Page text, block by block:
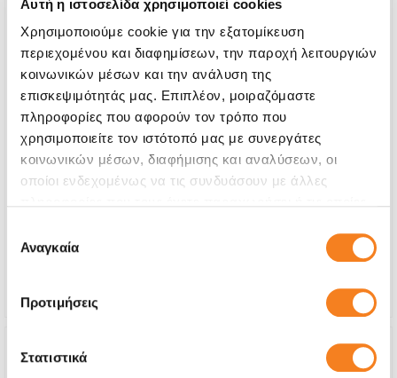
Αυτή η ιστοσελίδα χρησιμοποιεί cookies
Χρησιμοποιούμε cookie για την εξατομίκευση
περιεχομένου και διαφημίσεων, την παροχή λειτουργιών
κοινωνικών μέσων και την ανάλυση της
επισκεψιμότητάς μας. Επιπλέον, μοιραζόμαστε
πληροφορίες που αφορούν τον τρόπο που
χρησιμοποιείτε τον ιστότοπό μας με συνεργάτες
κοινωνικών μέσων, διαφήμισης και αναλύσεων, οι
οποίοι ενδεχομένως να τις συνδυάσουν με άλλες
των υπηρεσιών τους.
συγκατάθεσης
Αναγκαία
Προτιμήσεις
Στατιστικά
Αυθεντική Οθόνη
Χρόνος
2-3 ώρες
12 μήνες